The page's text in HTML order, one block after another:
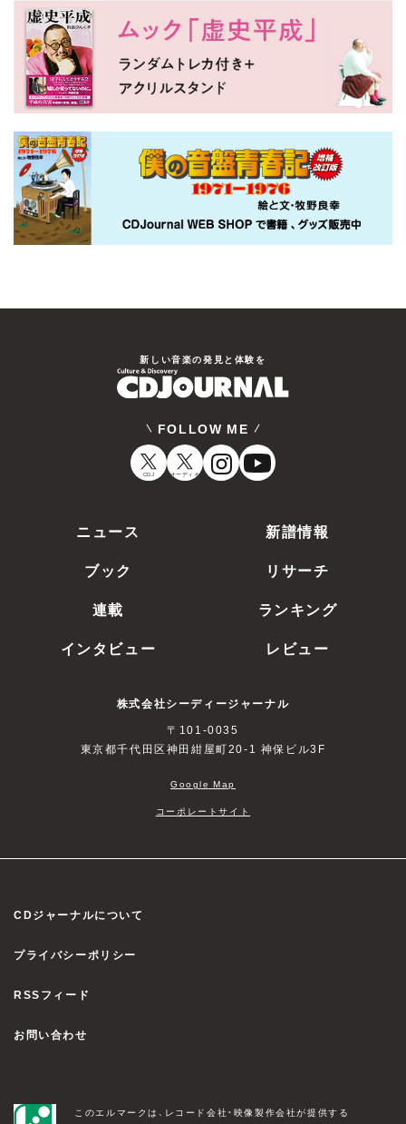
新しい⾳楽の発⾒と体験を
FOLLOW ME
CDJ オーディオ
ニュース
新譜情報
ブック
リサーチ
連載
ランキング
インタビュー
レビュー
株式会社シーディージャーナル
〒101-0035
東京都千代田区神田紺屋町20-1 神保ビル3F
Google Map
コーポレートサイト
CDジャーナルについて
プライバシーポリシー
RSSフィード
お問い合わせ
このエルマークは、レコード会社・映像製作会社が提供する